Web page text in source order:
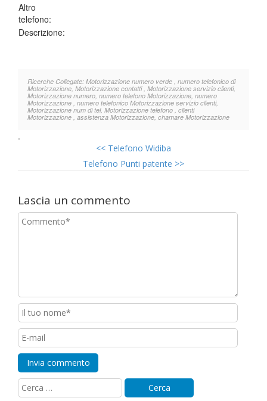
Altro
telefono:
Descrizione:
Ricerche Collegate: Motorizzazione numero verde , numero telefonico di
Motorizzazione, Motorizzazione contatti , Motorizzazione servizio clienti,
Motorizzazione numero, numero telefono Motorizzazione, numero
Motorizzazione , numero telefonico Motorizzazione servizio clienti,
Motorizzazione num di tel, Motorizzazione telefono , clienti
Motorizzazione , assistenza Motorizzazione, chamare Motorizzazione
.
<< Telefono Widiba
Telefono Punti patente >>
Lascia un commento